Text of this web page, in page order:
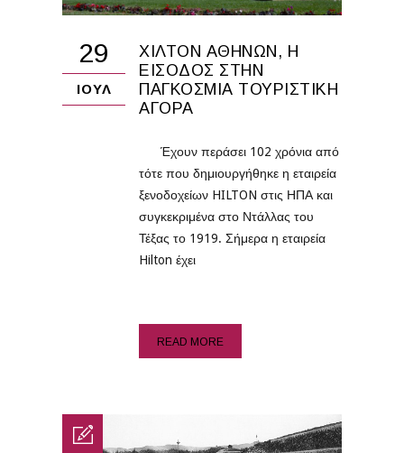
29
ΙΟΎΛ
ΧΊΛΤΟΝ ΑΘΗΝΏΝ, Η
ΕΊΣΟΔΟΣ ΣΤΗΝ
ΠΑΓΚΌΣΜΙΑ ΤΟΥΡΙΣΤΙΚΉ
ΑΓΟΡΆ
Έχουν περάσει 102 χρόνια από
τότε που δημιουργήθηκε η εταιρεία
ξενοδοχείων HILTON στις ΗΠΑ και
συγκεκριμένα στο Ντάλλας του
Τέξας το 1919. Σήμερα η εταιρεία
Hilton έχει
READ MORE